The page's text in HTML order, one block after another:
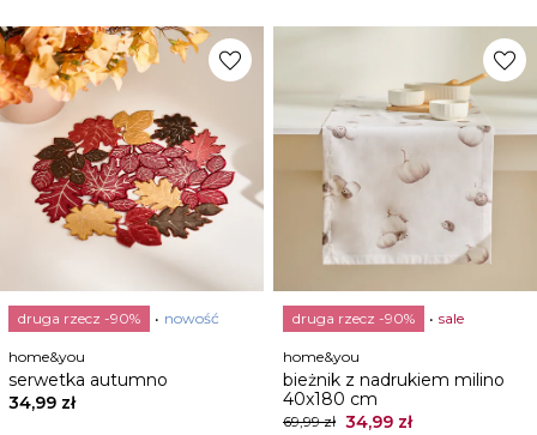
favorite
druga rzecz -90% nowość
home&you
serwetka autumno
34,99 zł
favorite
druga rzecz -90% sale
home&you
bieżnik z nadrukiem milino
40x180 cm
69,99 zł 34,99 zł